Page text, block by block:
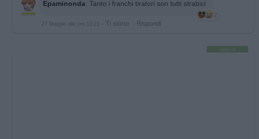
Epaminonda: Tanto i franchi tiratori son tutti strabici
2
27 Maggio alle ore 13:21 Ti stimo Rispondi
pubblicità